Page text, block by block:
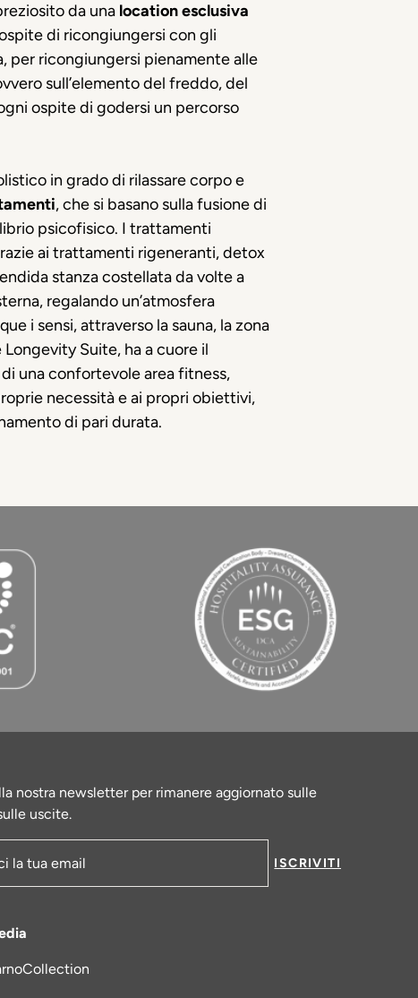
da una location esclusiva
di ricongiungersi con gli
per ricongiungersi pienamente alle
sull’elemento del freddo, del
ospite di godersi un percorso
in grado di rilassare corpo e
, che si basano sulla fusione di
psicofisico. I trattamenti
ai trattamenti rigeneranti, detox
stanza costellata da volte a
regalando un’atmosfera
i sensi, attraverso la sauna, la zona
Suite, ha a cuore il
una confortevole area fitness,
necessità e ai propri obiettivi,
di pari durata.
nostra newsletter per rimanere aggiornato sulle
uscite.
e-mail
ISCRIVITI
nuova scheda